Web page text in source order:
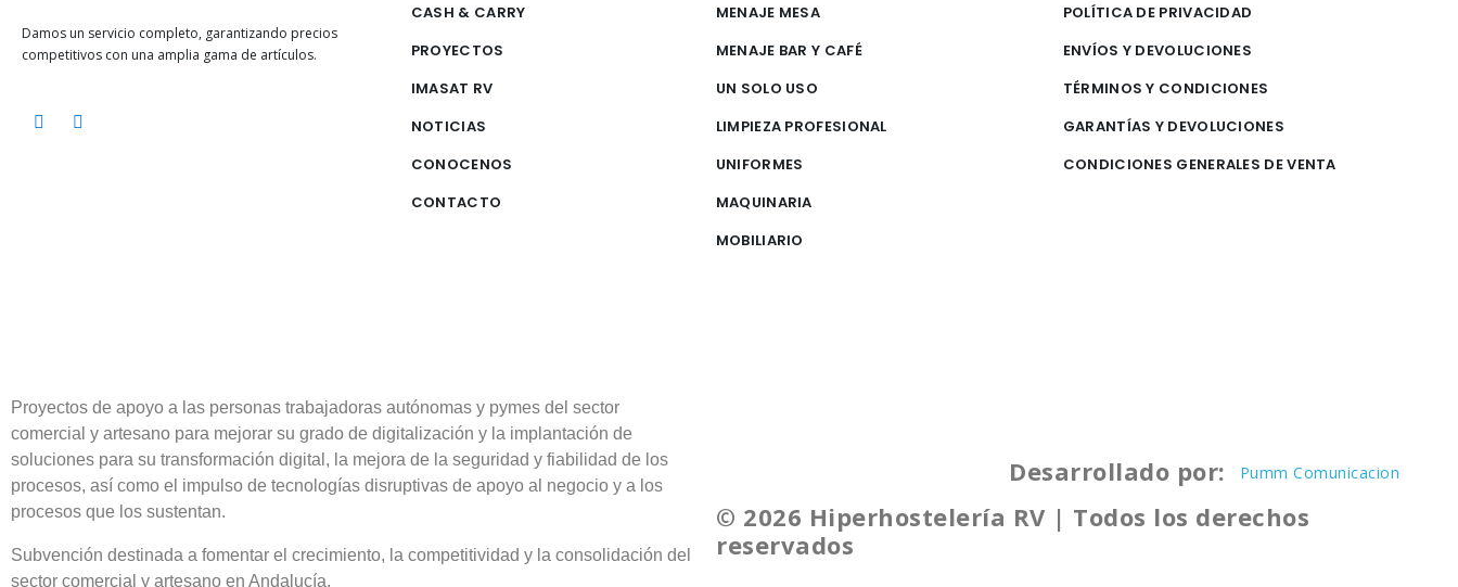
Damos un servicio completo, garantizando precios
competitivos con una amplia gama de artículos.
CASH & CARRY
PROYECTOS
IMASAT RV
NOTICIAS
CONOCENOS
CONTACTO
MENAJE MESA
MENAJE BAR Y CAFÉ
UN SOLO USO
LIMPIEZA PROFESIONAL
UNIFORMES
MAQUINARIA
MOBILIARIO
POLÍTICA DE PRIVACIDAD
ENVÍOS Y DEVOLUCIONES
TÉRMINOS Y CONDICIONES
GARANTÍAS Y DEVOLUCIONES
CONDICIONES GENERALES DE VENTA
Proyectos de apoyo a las personas trabajadoras autónomas y pymes del sector
comercial y artesano para mejorar su grado de digitalización y la implantación de
soluciones para su transformación digital, la mejora de la seguridad y fiabilidad de los
procesos, así como el impulso de tecnologías disruptivas de apoyo al negocio y a los
procesos que los sustentan.
Subvención destinada a fomentar el crecimiento, la competitividad y la consolidación del
sector comercial y artesano en Andalucía.
Desarrollado por: Pumm Comunicacion
© 2026 Hiperhostelería RV | Todos los derechos
reservados